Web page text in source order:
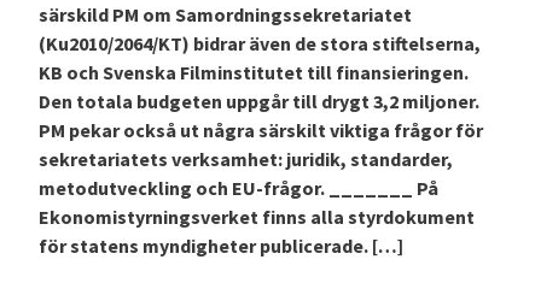
särskild PM om Samordningssekretariatet
(Ku2010/2064/KT) bidrar även de stora stiftelserna,
KB och Svenska Filminstitutet till finansieringen.
Den totala budgeten uppgår till drygt 3,2 miljoner.
PM pekar också ut några särskilt viktiga frågor för
sekretariatets verksamhet: juridik, standarder,
metodutveckling och EU-frågor. _______ På
Ekonomistyrningsverket finns alla styrdokument
för statens myndigheter publicerade. […]